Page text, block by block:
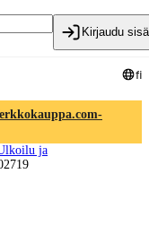
Kirjaudu
fi
ja